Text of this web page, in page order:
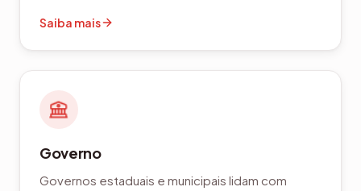
Saiba mais
Governo
Governos estaduais e municipais lidam com